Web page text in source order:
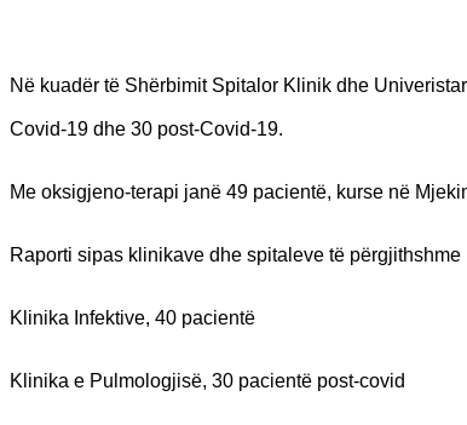
Në kuadër të Shërbimit Spitalor Klinik dhe
Covid-19 dhe 30 post-Covid-19.
Me oksigjeno-terapi janë 49 pacientë, kurse në
Raporti sipas klinikave dhe spitaleve të përgjithshme
Klinika Infektive, 40 pacientë
Klinika e Pulmologjisë, 30 pacientë post-covid